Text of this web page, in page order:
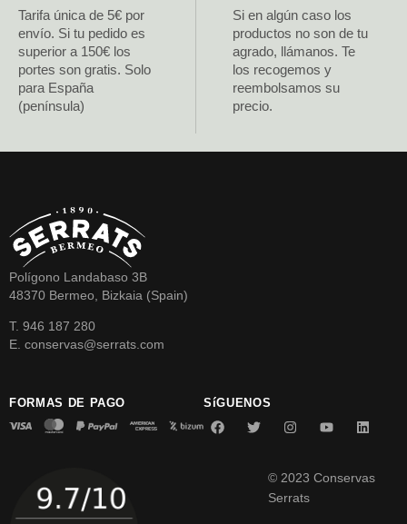
Tarifa única de 5€ por
envío. Si tu pedido es
superior a 150€ los
portes son gratis. Solo
para España
(península)
Si en algún caso los
productos no son de tu
agrado, llámanos. Te
los recogemos y
reembolsamos su
precio.
Polígono Landabaso 3B
48370 Bermeo, Bizkaia (Spain)
T. 946 187 280
E. conservas@serrats.com
FORMAS DE PAGO SíGUENOS
© 2023 Conservas
Serrats